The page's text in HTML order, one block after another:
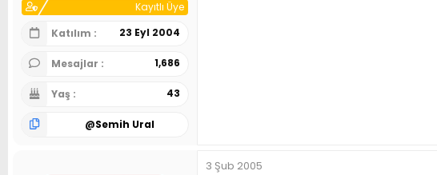
Kayıtlı Üye
Katılım
23 Eyl 2004
Mesajlar 1,686
Yaş 43
@Semih Ural
3 Şub 2005